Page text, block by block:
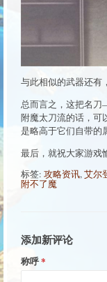
与此相似的武器还有
总而言之，这把名
附魔太刀流的话，可
是略高于它们自带的
最后，就祝大家游戏
标签: 攻略资讯,艾尔
附不了魔
添加新评论
称呼